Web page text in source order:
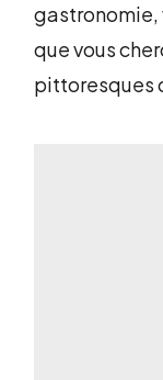
gastronomie,
que vous
pittoresques